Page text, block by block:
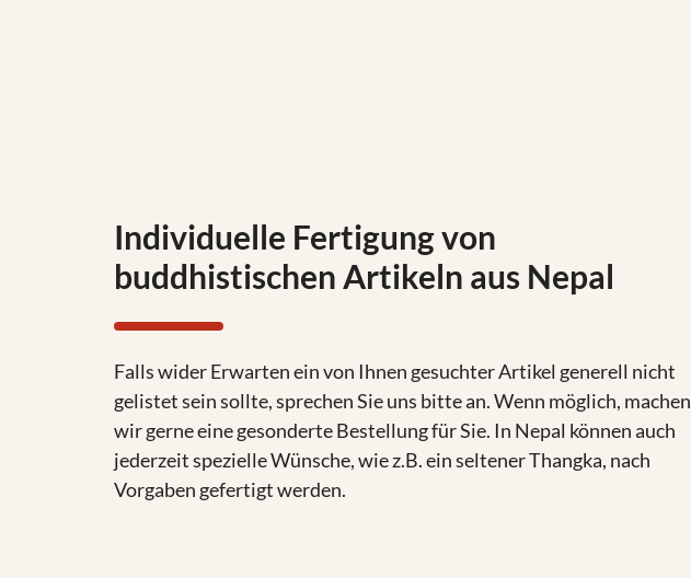
Individuelle Fertigung von
buddhistischen Artikeln aus Nepal
Falls wider Erwarten ein von Ihnen gesuchter Artikel generell nicht
gelistet sein sollte, sprechen Sie uns bitte an. Wenn möglich, machen
wir gerne eine gesonderte Bestellung für Sie. In Nepal können auch
jederzeit spezielle Wünsche, wie z.B. ein seltener Thangka, nach
Vorgaben gefertigt werden.